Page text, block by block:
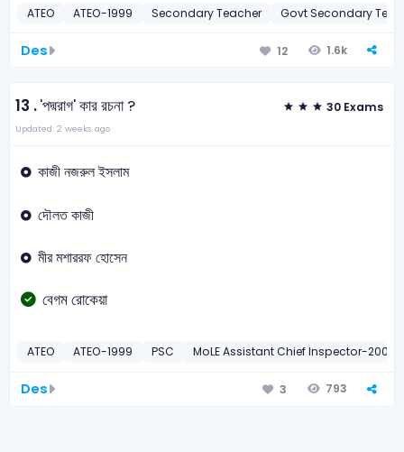
ATEO ATEO-1999 Secondary Teacher Govt Secondary
Des 12 1.6k
13 .'পদ্মরাগ' কার রচনা ? 30 Exams
Updated: 2 weeks ago
কাজী নজরুল ইসলাম
দৌলত কাজী
মীর মশাররফ হোসেন
বেগম রোকেয়া
ATEO ATEO-1999 PSC MoLE Assistant Chief Inspector-2009
Des 3 793